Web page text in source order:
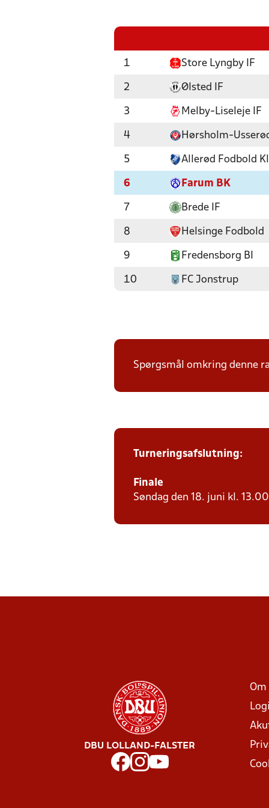
1 Store Lyngby IF
2 Ølsted IF
3 Melby-Liseleje IF
4 Hørsholm-
5 Allerød Fodbold
6 Farum BK
7 Brede IF
8 Helsinge Fodbold
9 Fredensborg BI
10 FC Jonstrup
Spørgsmål omkring denne
Turneringsafslutning:
Finale
Søndag den 18. juni kl.
DBU LOLLAND-FALSTER
Om